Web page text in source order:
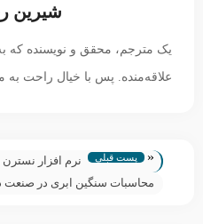
شیرین
یک مترجم، محقق و نویسنده که
علاقه‌منده. پس با خیال راحت به
« پست قبلی
نرم افزار نسترن Nastran چیست؟
محاسبات سنگین ابری در صنعت